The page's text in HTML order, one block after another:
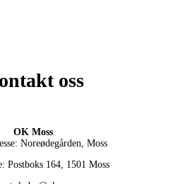
oss
OK Moss
Noreødegården, Moss
Postboks 164, 1501 Moss